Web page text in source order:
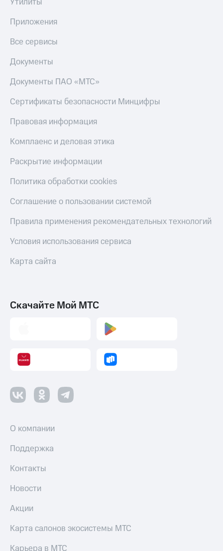
Приложения
Все сервисы
Документы
Документы ПАО «МТС»
Сертификаты безопасности Минцифры
Правовая информация
Комплаенс и деловая этика
Раскрытие информации
Политика обработки cookies
Соглашение о пользовании системой
Правила применения рекомендательных технологий
Условия использования сервиса
Карта сайта
Скачайте Мой МТС
О компании
Поддержка
Контакты
Новости
Акции
Карта салонов экосистемы МТС
Карьера в МТС